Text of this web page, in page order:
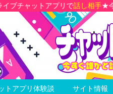
ぐ話し相手が見つかる・人と交流
トアプリ体験談 サイト情報